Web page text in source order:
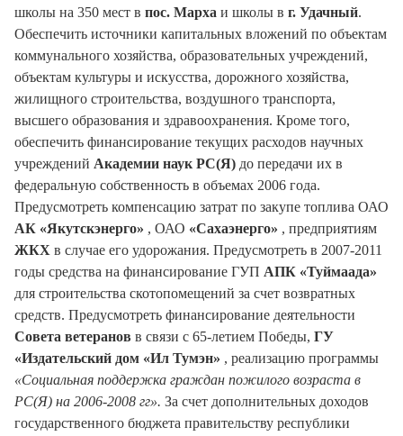
школы на 350 мест в пос. Марха и школы в г. Удачный.
Обеспечить источники капитальных вложений по объектам
коммунального хозяйства, образовательных учреждений,
объектам культуры и искусства, дорожного хозяйства,
жилищного строительства, воздушного транспорта,
высшего образования и здравоохранения. Кроме того,
обеспечить финансирование текущих расходов научных
учреждений Академии наук РС(Я) до передачи их в
федеральную собственность в объемах 2006 года.
Предусмотреть компенсацию затрат по закупе топлива ОАО
АК «Якутскэнерго» , ОАО «Сахаэнерго» , предприятиям
ЖКХ в случае его удорожания. Предусмотреть в 2007-2011
годы средства на финансирование ГУП АПК «Туймаада»
для строительства скотопомещений за счет возвратных
средств. Предусмотреть финансирование деятельности
Совета ветеранов в связи с 65-летием Победы, ГУ
«Издательский дом «Ил Тумэн» , реализацию программы
«Социальная поддержка граждан пожилого возраста в
РС(Я) на 2006-2008 гг». За счет дополнительных доходов
государственного бюджета правительству республики